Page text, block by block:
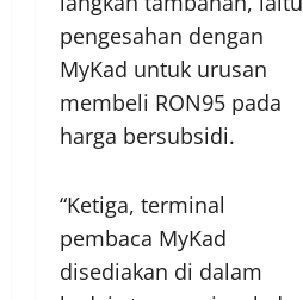
pengesahan dengan
MyKad untuk urusan
membeli RON95 pada
harga bersubsidi.
“Ketiga, terminal
pembaca MyKad
disediakan di dalam